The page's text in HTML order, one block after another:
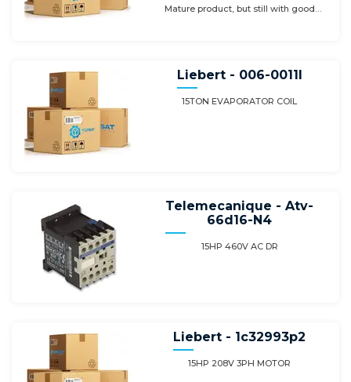
Mature product, but still with good
Switzerland (CH) ----------------------------------
------------- Customs-Tariff:8538.9099
Liebert - 006-0011l
15TON EVAPORATOR COIL
Telemecanique - Atv-
66d16-N4
15HP 460V AC DR
Liebert - 1c32993p2
15HP 208V 3PH MOTOR